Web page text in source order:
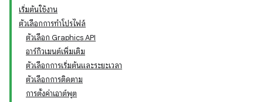
เริ่มต้นใช้งาน
ตัวเลือกการทำโปรไฟล์
ตัวเลือก Graphics API
อาร์กิวเมนต์เพิ่มเติม
ตัวเลือกการเริ่มต้นและระยะเวลา
ตัวเลือกการติดตาม
การตั้งค่าเอาต์พุต